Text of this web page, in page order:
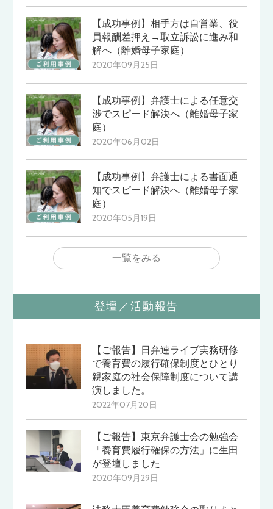
【成功事例】相手方は自営業、役
員報酬差押え→取立訴訟に進み和
解へ（離婚母子家庭）
2020年09月25日
【成功事例】弁護士による任意交
渉でスピード解決へ（離婚母子家
庭）
2020年06月02日
【成功事例】弁護士による書面通
知でスピード解決へ（離婚母子家
庭）
2020年05月19日
一覧をみる
登壇／活動報告
【ご報告】日弁連ライブ実務研修
で養育費の履行確保制度とひとり
親家庭の社会保障制度について講
演しました。
2022年07月20日
【ご報告】東京弁護士会の勉強会
「養育費履行確保の方法」に生田
が登壇しました
2020年09月29日